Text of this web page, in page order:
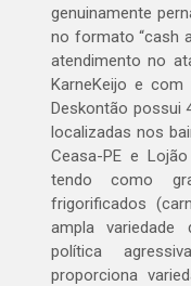
genuinamente
no formato “cash
atendimento no
KarneKeijo e
Deskontão possui
localizadas nos
Ceasa-PE e
tendo como
frigorificados
ampla variedade
política
proporciona